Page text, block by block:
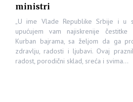
ministri
„U ime Vlade Republike Srbije i u
upućujem vam najiskrenije čestitke
Kurban bajrama, sa željom da ga
zdravlju, radosti i ljubavi. Ovaj
radost, porodični sklad, sreća i svima…